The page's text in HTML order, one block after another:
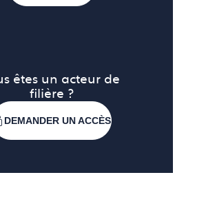
êtes un acteur de
filière ?
DEMANDER UN ACCÈS